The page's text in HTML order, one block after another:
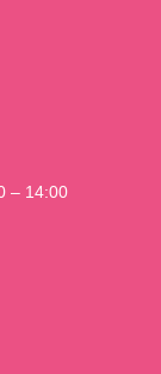
– 14:00